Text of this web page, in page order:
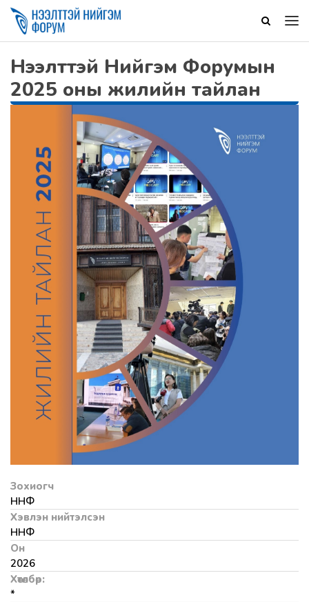
Нээлттэй Нийгэм Форумын
2025 оны жилийн тайлан
Зохиогч
ННФ
Хэвлэн нийтэлсэн
ННФ
Он
2026
Хөтөлбөр:
*